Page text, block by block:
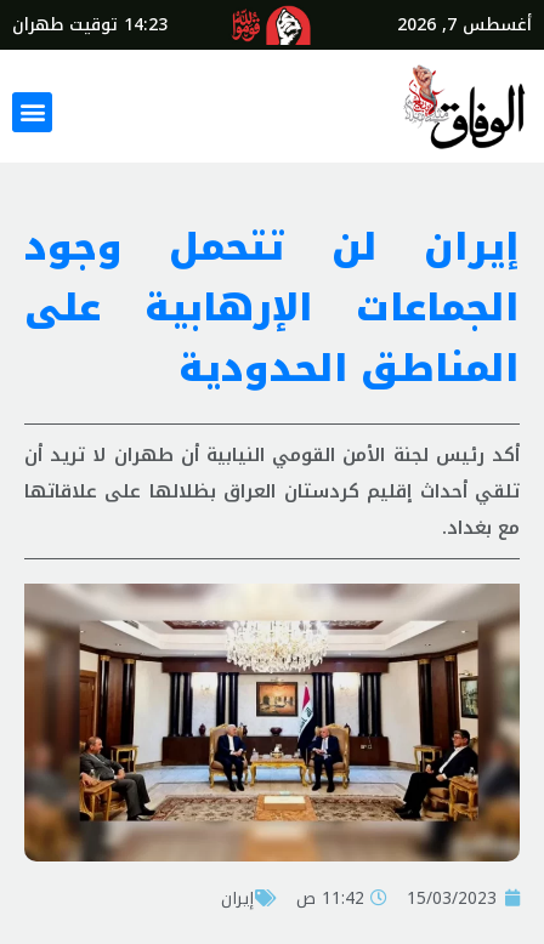
أغسطس 7, 2026 14:23 توقيت طهران
إيران لن تتحمل وجود
الجماعات الإرهابية على
المناطق الحدودية
أكد رئيس لجنة الأمن القومي النيابية أن طهران لا تريد أن
تلقي أحداث إقليم كردستان العراق بظلالها على علاقاتها
مع بغداد.
15/03/2023 11:42 ص إيران